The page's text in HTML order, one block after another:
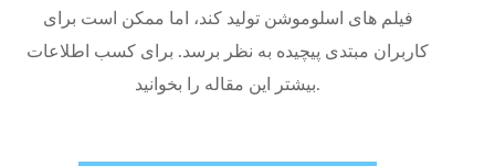
فیلم های اسلوموشن تولید کند، اما ممکن است برای
کاربران مبتدی پیچیده به نظر برسد. برای کسب اطلاعات
بیشتر این مقاله را بخوانید.